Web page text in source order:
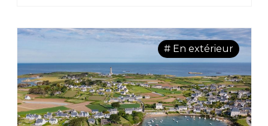
des œuvres de Lucien Prigent, avec
une reconstitution de son atelier.
L’Espace accueille régulièrement des
expositions d’art contemporain :
peintures, sculptures, installations... En
période d’exposition, l’Espace est ouvert
# En extérieur